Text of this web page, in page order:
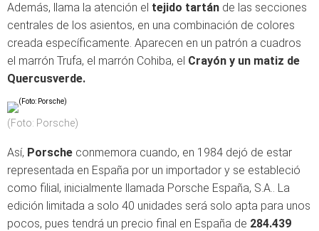
Además, llama la atención el tejido tartán de las secciones
centrales de los asientos, en una combinación de colores
creada específicamente. Aparecen en un patrón a cuadros
el marrón Trufa, el marrón Cohiba, el Crayón y un matiz de
Quercusverde.
(Foto: Porsche)
Así, Porsche conmemora cuando, en 1984 dejó de estar
representada en España por un importador y se estableció
como filial, inicialmente llamada Porsche España, S.A.. La
edición limitada a solo 40 unidades será solo apta para unos
pocos, pues tendrá un precio final en España de 284.439